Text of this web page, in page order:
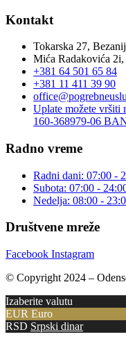
Kontakt
Tokarska 27,
Mića Radakovića 2i,
+381 64 501 65 84
+381 11 411 39 90
Uplate možete vršiti
160-368979-06
Radno vreme
Radni dani: 07:00 -
Subota: 07:00 -
Nedelja: 08:00 -
Društvene mreže
Facebook Instagram
© Copyright 2024 –
Izaberite valutu
EUR Euro
RSD Srpski dinar